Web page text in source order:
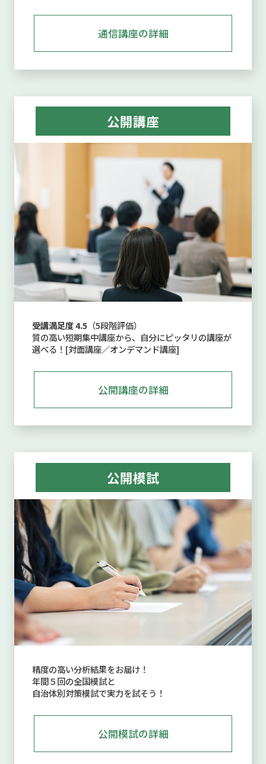
通信講座の詳細
公開講座
受講満足度 4.5（5段階評価）
質の高い短期集中講座から、自分にピッタリの講座が
選べる！[対面講座／オンデマンド講座]
公開講座の詳細
公開模試
精度の高い分析結果をお届け！
年間５回の全国模試と
自治体別対策模試で実力を試そう！
公開模試の詳細